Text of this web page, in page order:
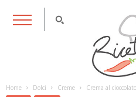
Home Dolci Creme Crema al cioccolato